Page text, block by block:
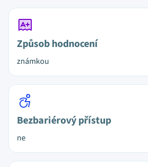
Způsob hodnocení
známkou
Bezbariérový přístup
ne